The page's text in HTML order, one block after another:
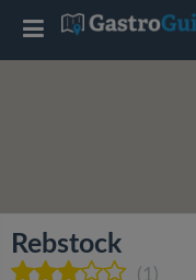
Rebstock
(1)
T
l